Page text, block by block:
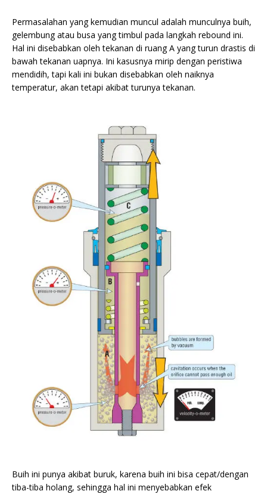
Permasalahan yang kemudian muncul adalah munculnya buih,
gelembung atau busa yang timbul pada langkah rebound ini.
Hal ini disebabkan oleh tekanan di ruang A yang turun drastis di
bawah tekanan uapnya. Ini kasusnya mirip dengan peristiwa
mendidih, tapi kali ini bukan disebabkan oleh naiknya
temperatur, akan tetapi akibat turunya tekanan.
Buih ini punya akibat buruk, karena buih ini bisa cepat/dengan
tiba-tiba holang, sehingga hal ini menyebabkan efek